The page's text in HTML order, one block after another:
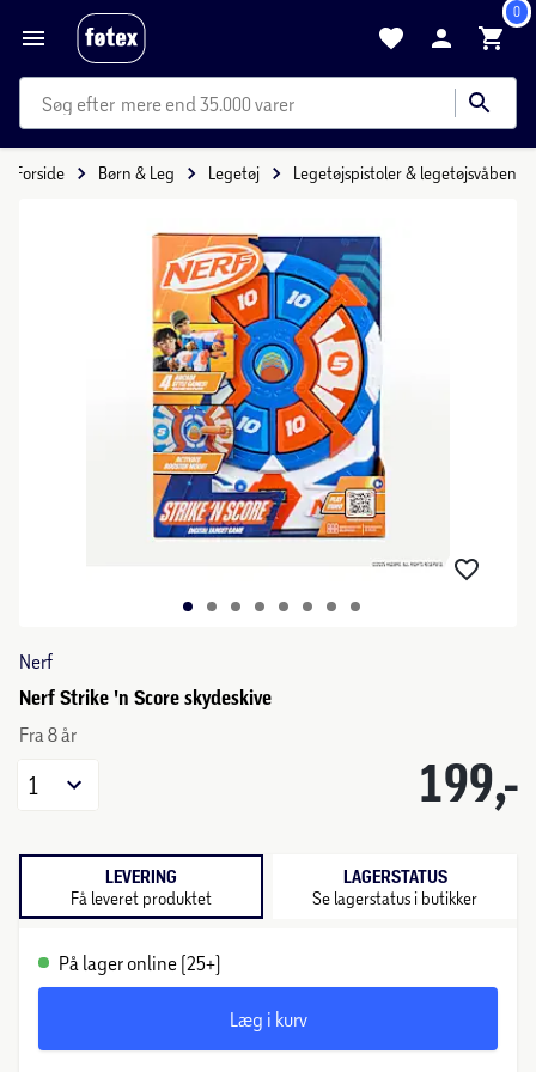
0
mere end 35.000 varer
Forside Børn & Leg Legetøj Legetøjspistoler & legetøjsvåben
Nerf
Nerf Strike 'n Score skydeskive
Fra 8 år
199,-
1
LEVERING
Få leveret produktet
LAGERSTATUS
Se lagerstatus i butikker
På lager online (25+)
Læg i kurv